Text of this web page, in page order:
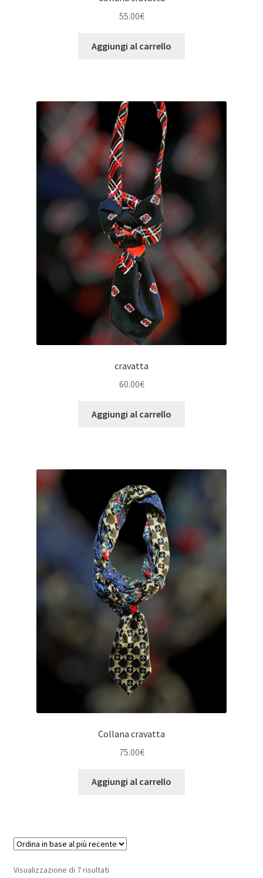
55.00€
Aggiungi al carrello
cravatta
60.00€
Aggiungi al carrello
Collana cravatta
75.00€
Aggiungi al carrello
Visualizzazione di 7 risultatiOrdina